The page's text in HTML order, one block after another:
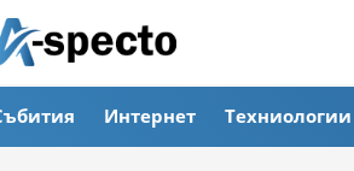
Интернет Техниологии